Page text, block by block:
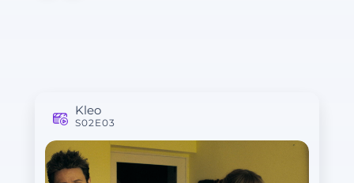
Kleo
S02E03